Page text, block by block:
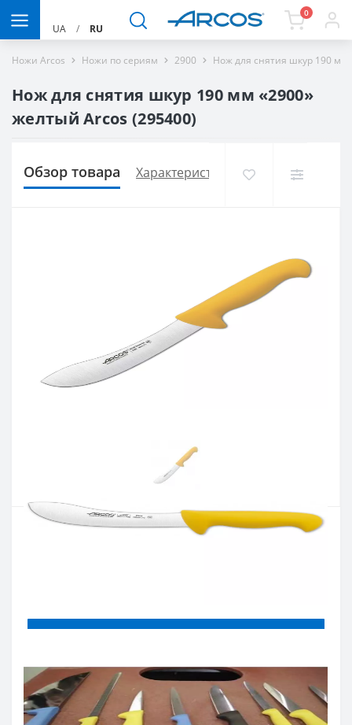
UA / RU
0
Ножи Arcos Ножи по сериям 2900 Нож для снятия шкур 190 мм
Нож для снятия шкур 190 мм «2900»
желтый Arcos (295400)
Обзор товара Характеристики Доставка и
Артикул:295400
Купить в один клик
Введите номер телефона и мы перезвоним